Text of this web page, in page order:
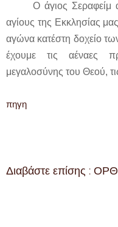
Ο άγιος Σεραφείμ
αγίους της Εκκλησίας
αγώνα κατέστη δοχείο
έχουμε τις αέναες
μεγαλοσύνης του Θεού,
πηγη
Διαβάστε επίσης :